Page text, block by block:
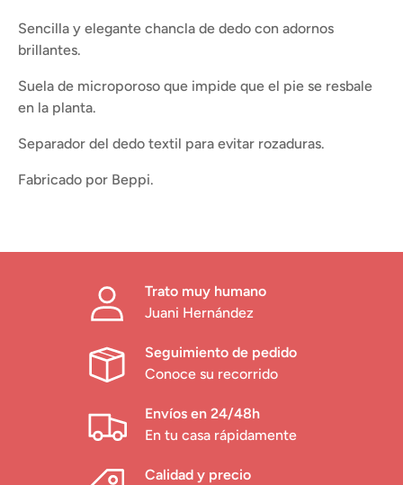
Sencilla y elegante chancla de dedo con adornos
brillantes.
Suela de microporoso que impide que el pie se resbale
en la planta.
Separador del dedo textil para evitar rozaduras.
Fabricado por Beppi.
Trato muy humano
Juani Hernández
Seguimiento de pedido
Conoce su recorrido
Envíos en 24/48h
En tu casa rápidamente
Calidad y precio